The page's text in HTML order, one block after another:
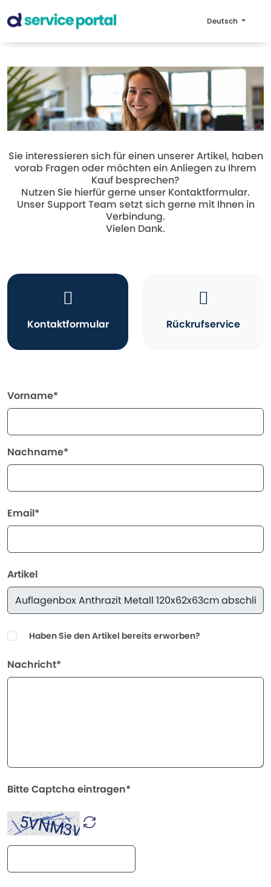
Deutsch
Sie interessieren sich für einen unserer Artikel, haben
vorab Fragen oder möchten ein Anliegen zu Ihrem
Kauf besprechen?
Nutzen Sie hierfür gerne unser Kontaktformular.
Unser Support Team setzt sich gerne mit Ihnen in
Verbindung.
Vielen Dank.
Kontaktformular Rückrufservice
Vorname*
Nachname*
Email*
Artikel
Haben Sie den Artikel bereits erworben?
Nachricht*
Bitte Captcha eintragen*